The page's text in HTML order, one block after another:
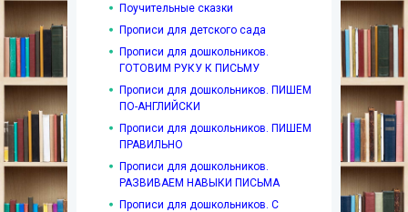
Поучительные сказки
Прописи для детского сада
Прописи для дошкольников.
ГОТОВИМ РУКУ К ПИСЬМУ
Прописи для дошкольников. ПИШЕМ
ПО-АНГЛИЙСКИ
Прописи для дошкольников. ПИШЕМ
ПРАВИЛЬНО
Прописи для дошкольников.
РАЗВИВАЕМ НАВЫКИ ПИСЬМА
Прописи для дошкольников. С